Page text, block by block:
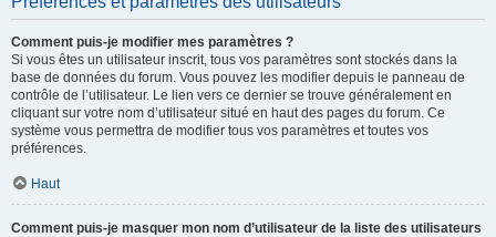
Comment puis-je modifier mes paramètres ?
Si vous êtes un utilisateur inscrit, tous vos paramètres sont stockés dans la
base de données du forum. Vous pouvez les modifier depuis le panneau de
contrôle de l’utilisateur. Le lien vers ce dernier se trouve généralement en
cliquant sur votre nom d’utilisateur situé en haut des pages du forum. Ce
système vous permettra de modifier tous vos paramètres et toutes vos
préférences.
Haut
Comment puis-je masquer mon nom d’utilisateur de la liste des utilisateurs